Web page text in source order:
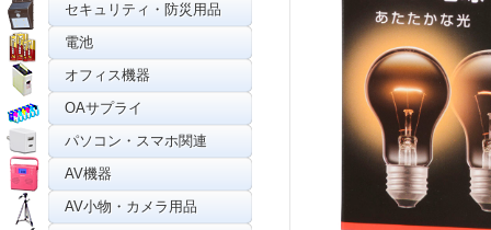
セキュリティ・防災用品
電池
オフィス機器
OAサプライ
パソコン・スマホ関連
AV機器
AV小物・カメラ用品